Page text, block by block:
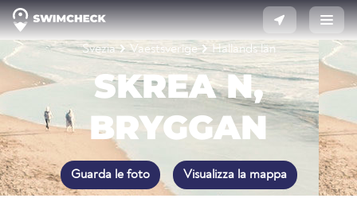
Svezia Vaestsverige Hallands län
SKREA N,
BRYGGAN
Guarda le foto Visualizza la mappa